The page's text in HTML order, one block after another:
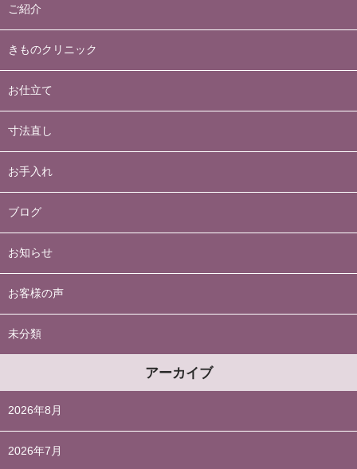
ご紹介
きものクリニック
お仕立て
寸法直し
お手入れ
ブログ
お知らせ
お客様の声
未分類
アーカイブ
2026年8月
2026年7月